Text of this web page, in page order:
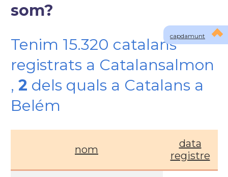
capdamunt
som?
Tenim 15.320 catalans
registrats a Catalansalmon
, 2 dels quals a Catalans a
Belém
nom
data
registre